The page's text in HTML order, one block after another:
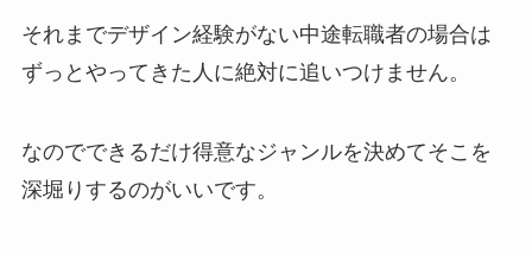
それまでデザイン経験がない中途転職者の場合は
ずっとやってきた人に絶対に追いつけません。
なのでできるだけ得意なジャンルを決めてそこを
深堀りするのがいいです。